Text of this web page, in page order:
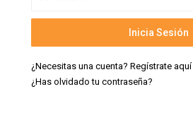
Inicia Sesión
¿Necesitas una cuenta? Regístrate aquí
¿Has olvidado tu contraseña?